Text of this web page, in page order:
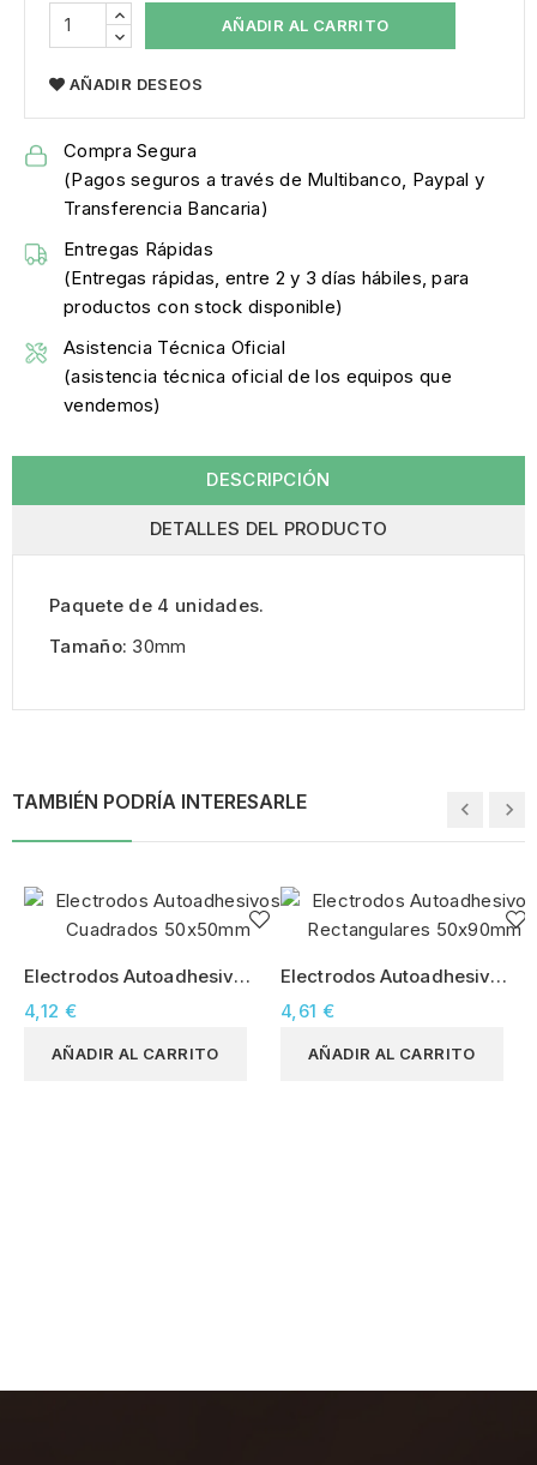
AÑADIR AL CARRITO
AÑADIR DESEOS
Compra Segura
(Pagos seguros a través de Multibanco, Paypal y
Transferencia Bancaria)
Entregas Rápidas
(Entregas rápidas, entre 2 y 3 días hábiles, para
productos con stock disponible)
Asistencia Técnica Oficial
(asistencia técnica oficial de los equipos que
vendemos)
DESCRIPCIÓN
DETALLES DEL PRODUCTO
Paquete de 4 unidades.
Tamaño: 30mm
TAMBIÉN PODRÍA INTERESARLE
Electrodos Autoadhesivos
Cuadrados 50x50mm
4,12 €
AÑADIR AL CARRITO
Electrodos Autoadhesivos
Rectangulares 50x90mm
4,61 €
AÑADIR AL CARRITO